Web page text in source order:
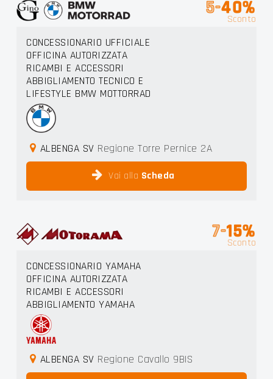
5-40%
Sconto
CONCESSIONARIO UFFICIALE
OFFICINA AUTORIZZATA
RICAMBI E ACCESSORI
ABBIGLIAMENTO TECNICO E
LIFESTYLE BMW MOTTORRAD
ALBENGA SV Regione Torre Pernice 2A
Vai alla Scheda
7-15%
Sconto
CONCESSIONARIO YAMAHA
OFFICINA AUTORIZZATA
RICAMBI E ACCESSORI
ABBIGLIAMENTO YAMAHA
ALBENGA SV Regione Cavallo 9BIS